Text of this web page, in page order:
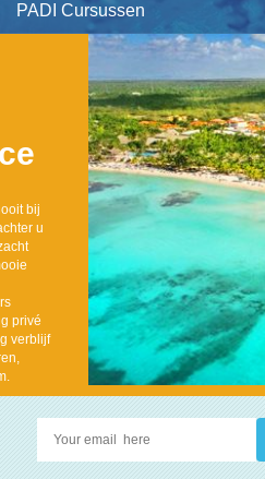
PADI Cursussen
bij
u
privé
verblijf